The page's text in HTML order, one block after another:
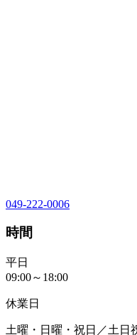
049-222-0006
時間
平日
09:00～18:00
休業日
土曜・日曜・祝日／土日